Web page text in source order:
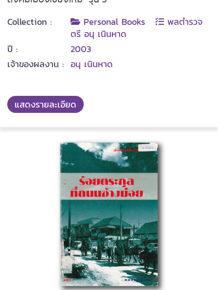
Collection : Personal Books
พลตำรวจ
ตรี อนุ เนินหาด
ปี :
2003
เจ้าของผลงาน : อนุ เนินหาด
แสดงรายละเอียด